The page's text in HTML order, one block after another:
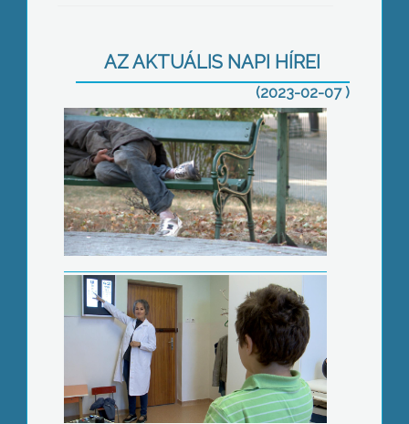
AZ AKTUÁLIS NAPI HÍREI
(2023-02-07 )
Állami hatáskörbe kerül a védőnői
szakszolgálat
Drasztikusan drágult a jogosítvány